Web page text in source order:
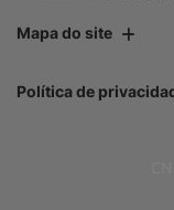
Mapa do site
Política de